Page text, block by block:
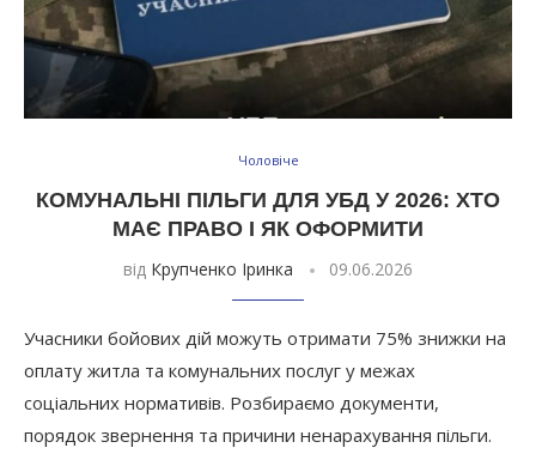
Чоловіче
КОМУНАЛЬНІ ПІЛЬГИ ДЛЯ УБД У 2026: ХТО
МАЄ ПРАВО І ЯК ОФОРМИТИ
від Крупченко Іринка 09.06.2026
Учасники бойових дій можуть отримати 75% знижки на
оплату житла та комунальних послуг у межах
соціальних нормативів. Розбираємо документи,
порядок звернення та причини ненарахування пільги.